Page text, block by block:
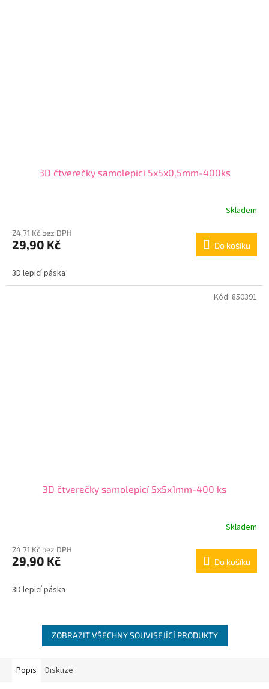
3D čtverečky samolepicí 5x5x0,5mm-400ks
Skladem
24,71 Kč bez DPH
29,90 Kč Do košíku
3D lepicí páska
3D čtverečky samolepicí 5x5x1mm-400 ks
Skladem
24,71 Kč bez DPH
29,90 Kč Do košíku
3D lepicí páska
Kód: 850391
ZOBRAZIT VŠECHNY SOUVISEJÍCÍ PRODUKTY
Popis Diskuze